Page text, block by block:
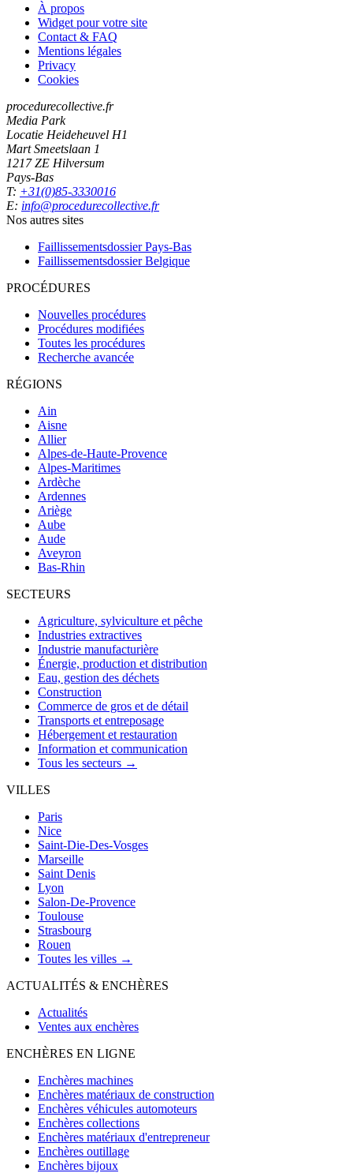
À propos
Widget pour votre site
Contact & FAQ
Mentions légales
Privacy
Cookies
procedurecollective.fr
Media Park
Locatie Heideheuvel H1
Mart Smeetslaan 1
1217 ZE Hilversum
Pays-Bas
T: +31(0)85-3330016
E: info@procedurecollective.fr
Nos autres sites
Faillissementsdossier Pays-Bas
Faillissementsdossier Belgique
PROCÉDURES
Nouvelles procédures
Procédures modifiées
Toutes les procédures
Recherche avancée
RÉGIONS
Ain
Aisne
Allier
Alpes-de-Haute-Provence
Alpes-Maritimes
Ardèche
Ardennes
Ariège
Aube
Aude
Aveyron
Bas-Rhin
SECTEURS
Agriculture, sylviculture et pêche
Industries extractives
Industrie manufacturière
Énergie, production et distribution
Eau, gestion des déchets
Construction
Commerce de gros et de détail
Transports et entreposage
Hébergement et restauration
Information et communication
Tous les secteurs →
VILLES
Paris
Nice
Saint-Die-Des-Vosges
Marseille
Saint Denis
Lyon
Salon-De-Provence
Toulouse
Strasbourg
Rouen
Toutes les villes →
ACTUALITÉS & ENCHÈRES
Actualités
Ventes aux enchères
ENCHÈRES EN LIGNE
Enchères machines
Enchères matériaux de construction
Enchères véhicules automoteurs
Enchères collections
Enchères matériaux d'entrepreneur
Enchères outillage
Enchères bijoux